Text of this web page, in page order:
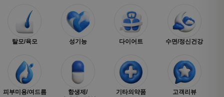
탈모/육모 성기능 다이어트 수면/정신건강
피부미용/여드름
항생제/
기타의약품 고객리뷰